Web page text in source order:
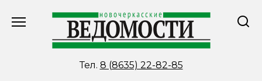
Тел. 8 (8635) 22-82-85